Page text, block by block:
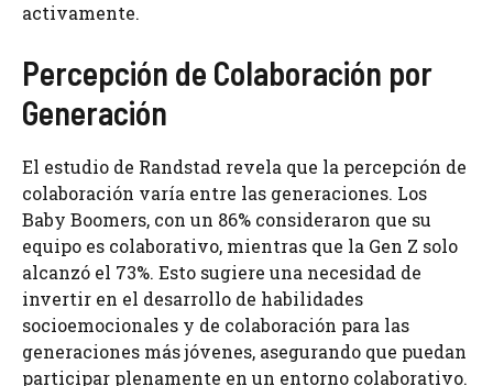
activamente.
Percepción de Colaboración por
Generación
El estudio de Randstad revela que la percepción de
colaboración varía entre las generaciones. Los
Baby Boomers, con un 86% consideraron que su
equipo es colaborativo, mientras que la Gen Z solo
alcanzó el 73%. Esto sugiere una necesidad de
invertir en el desarrollo de habilidades
socioemocionales y de colaboración para las
generaciones más jóvenes, asegurando que puedan
participar plenamente en un entorno colaborativo.